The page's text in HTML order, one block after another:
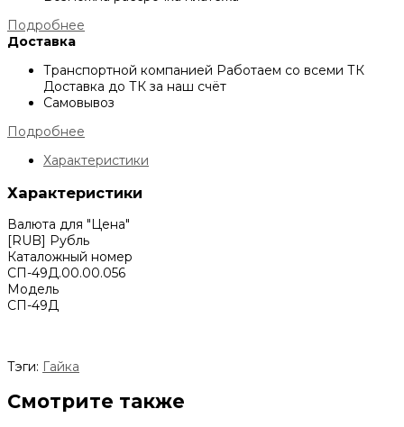
Подробнее
Доставка
Транспортной компанией Работаем со всеми ТК
Доставка до ТК за наш счёт
Самовывоз
Подробнее
Характеристики
Характеристики
Валюта для "Цена"
[RUB] Рубль
Каталожный номер
СП-49Д.00.00.056
Модель
СП-49Д
Тэги: Гайка
Смотрите также